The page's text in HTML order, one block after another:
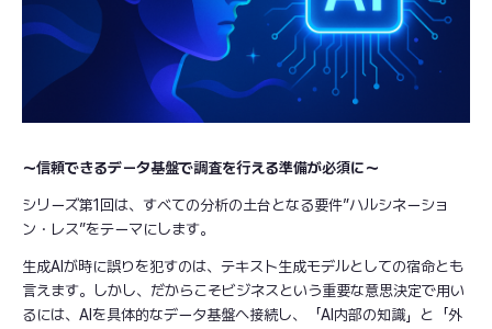
～信頼できるデータ基盤で調査を行える準備が必須に～
シリーズ第1回は、すべての分析の土台となる要件”ハルシネーショ
ン・レス”をテーマにします。
生成AIが時に誤りを犯すのは、テキスト生成モデルとしての宿命とも
言えます。しかし、だからこそビジネスという重要な意思決定で用い
るには、AIを具体的なデータ基盤へ接続し、「AI内部の知識」と「外